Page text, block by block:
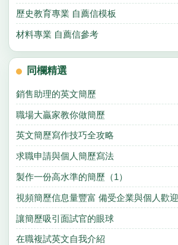
歷史教育專業 自薦信模板
材料專業 自薦信參考
同欄精選
銷售助理的英文簡歷
職場大贏家教你做簡歷
英文簡歷寫作技巧全攻略
求職申請與個人簡歷寫法
製作一份高水準的簡歷（1）
視頻簡歷信息量豐富 備受企業與個人歡迎
讓簡歷吸引面試官的眼球
在職複試英文自我介紹